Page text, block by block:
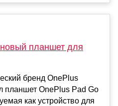
планшет для
бренд OnePlus
планшет OnePlus Pad Go
как устройство для